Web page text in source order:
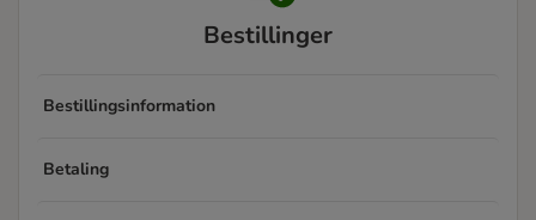
Bestillinger
Bestillingsinformation
Betaling